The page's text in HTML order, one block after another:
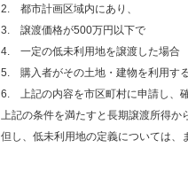
2. 都市計画区域内にあり、
3. 譲渡価格が500万円以下で
4. 一定の低未利用地を譲渡した
5. 購入者がその土地・建物を利用す
6. 上記の内容を市区町村に申請
上記の条件を満たすと長期譲渡所得か
但し、低未利用地の定義については、